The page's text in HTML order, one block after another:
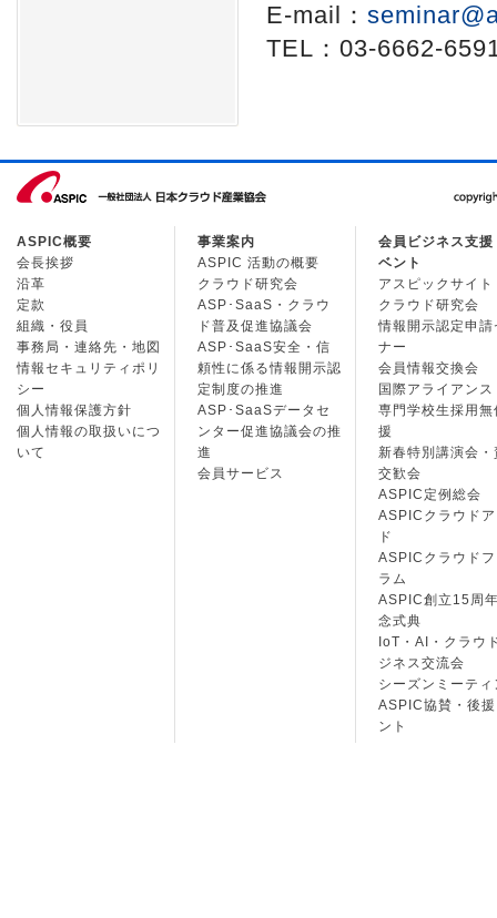
E-mail：
TEL：03-6662-
ASPIC概要
会長挨拶
沿革
定款
組織・役員
事務局・連絡先・地図
情報セキュリティポリ
シー
個人情報保護方針
個人情報の取扱いにつ
いて
事業案内
ASPIC 活動の概要
クラウド研究会
ASP･SaaS・クラウ
ド普及促進協議会
ASP･SaaS安全・信
頼性に係る情報開示認
定制度の推進
ASP･SaaSデータセ
ンター促進協議会の推
進
会員サービス
会員ビジネス支援
ベント
アスピックサイト
クラウド研究会
情報開示認定申請
ナー
会員情報交換会
国際アライアンス
専門学校生採用無
援
新春特別講演会・
交歓会
ASPIC定例総会
ASPICクラウド
ド
ASPICクラウド
ラム
ASPIC創立15周
念式典
IoT・AI・クラウ
ジネス交流会
シーズンミーティ
ASPIC協賛・後
ント